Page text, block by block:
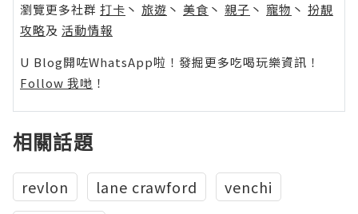
瀏覽更多社群 打卡 丶 旅遊 丶 美食 丶 親子 丶 寵物 丶 扮靚
攻略及 活動情報
U Blog開咗WhatsApp啦！發掘更多吃喝玩樂資訊！
Follow 我哋 ！
相關話題
revlon lane crawford
venchi